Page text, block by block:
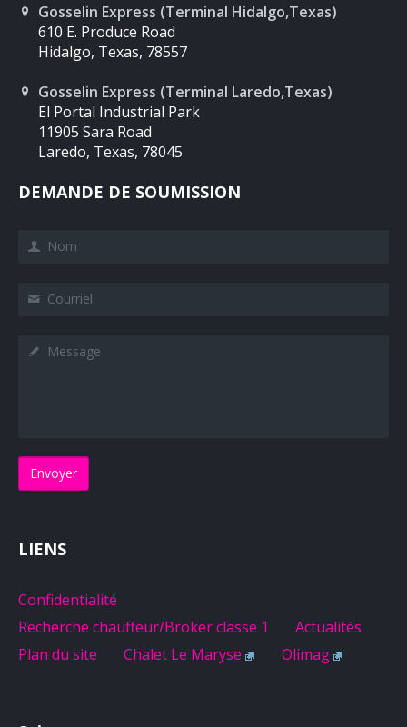
Gosselin Express (Terminal Hidalgo,Texas)
610 E. Produce Road
Hidalgo, Texas, 78557
Gosselin Express (Terminal Laredo,Texas)
El Portal Industrial Park
11905 Sara Road
Laredo, Texas, 78045
DEMANDE DE SOUMISSION
Nom
Courriel
Message
LIENS
Confidentialité
Recherche chauffeur/Broker classe 1
Actualités
Plan du site
Chalet Le Maryse Olimag